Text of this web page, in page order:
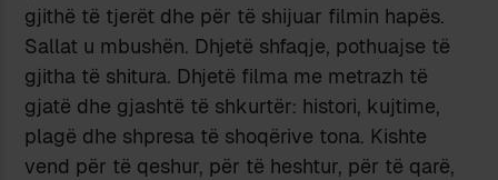
gjithë të tjerët dhe për të shijuar filmin hapës.
Sallat u mbushën. Dhjetë shfaqje, pothuajse të
gjitha të shitura. Dhjetë filma me metrazh të
gjatë dhe gjashtë të shkurtër: histori, kujtime,
plagë dhe shpresa të shoqërive tona. Kishte
vend për të qeshur, për të heshtur, për të qarë,